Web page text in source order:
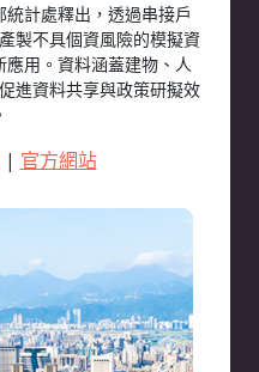
計處釋出，透過串接戶
製不具個資風險的模擬資
用。資料涵蓋建物、人
進資料共享與政策研擬效
| 官方網站